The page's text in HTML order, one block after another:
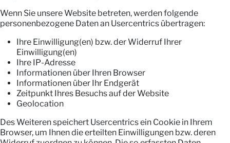
Wenn Sie unsere Website betreten, werden folgende
personenbezogene Daten an Usercentrics übertragen:
Ihre Einwilligung(en) bzw. der Widerruf Ihrer
Einwilligung(en)
Ihre IP-Adresse
Informationen über Ihren Browser
Informationen über Ihr Endgerät
Zeitpunkt Ihres Besuchs auf der Website
Geolocation
Des Weiteren speichert Usercentrics ein Cookie in Ihrem
Browser, um Ihnen die erteilten Einwilligungen bzw. deren